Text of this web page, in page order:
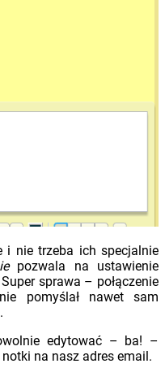
i nie trzeba ich specjalnie
pozwala na ustawienie
sprawa – połączenie
pomyślał nawet sam
edytować – ba! –
na nasz adres email.